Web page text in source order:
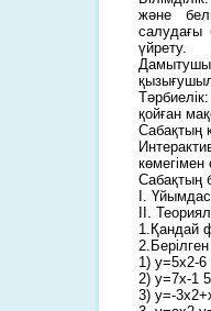
және
салудағы
үйрету.
қойған
Сабақтың
Сабақтың
I.
II.
1.Қандай
1) у=5х2-
2) у=7х-1
3) у=-